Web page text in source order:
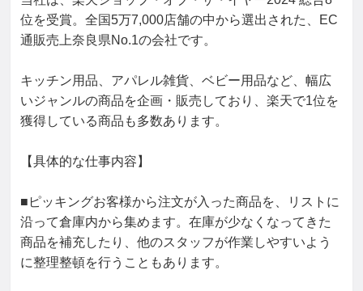
位を受賞。全国5万7,000店舗の中から選出された、EC
通販売上奈良県No.1の会社です。
キッチン用品、アパレル雑貨、ベビー用品など、幅広
いジャンルの商品を企画・販売しており、楽天で1位を
獲得している商品も多数あります。
【具体的な仕事内容】
■ピッキングお客様から注文が入った商品を、リストに
沿って倉庫内から集めます。在庫が少なくなってきた
商品を補充したり、他のスタッフが作業しやすいよう
に整理整頓を行うこともあります。